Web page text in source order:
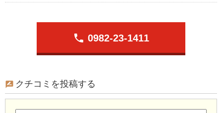
phone 0982-23-1411
クチコミを投稿する